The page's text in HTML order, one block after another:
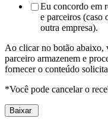
Eu concordo em
e parceiros (caso
outra empresa).
Ao clicar no botão abaixo,
parceiro armazenem e
fornecer o conteúdo
*Você pode cancelar o